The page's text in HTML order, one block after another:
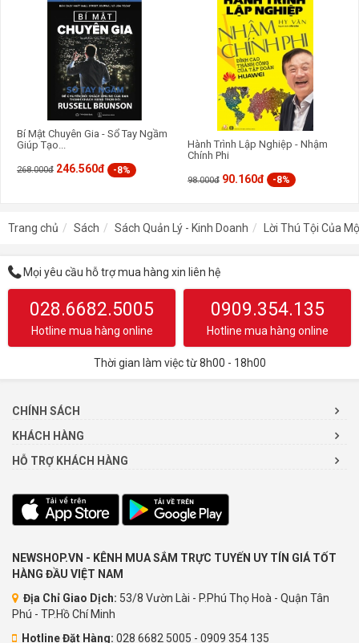
Bí Mật Chuyên Gia - Sổ Tay Ngầm
Giúp Tạo...
268.000đ 246.560đ -8%
Hành Trình Lập Nghiệp - Nhậm
Chính Phi
98.000đ 90.160đ -8%
Trang chủ Sách Sách Quản Lý - Kinh Doanh Lời Thú Tội Của
Mọi yêu cầu hỗ trợ mua hàng xin liên hệ
028.6682.5005
Hotline mua hàng online
0909.354.135
Hotline mua hàng online
Thời gian làm việc từ 8h00 - 18h00
CHÍNH SÁCH
KHÁCH HÀNG
HỖ TRỢ KHÁCH HÀNG
NEWSHOP.VN - KÊNH MUA SẮM TRỰC TUYẾN UY TÍN GIÁ TỐT
HÀNG ĐẦU VIỆT NAM
Địa Chỉ Giao Dịch: 53/8 Vườn Lài - P.Phú Thọ Hoà - Quận Tân
Phú - TP.Hồ Chí Minh
Hotline Đặt Hàng: 028 6682 5005 - 0909 354 135